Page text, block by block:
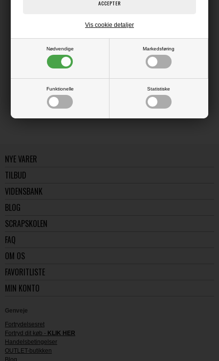
Nødvendige Markedsføring
Funktionelle Statistiske
Vis cookie detaljer
Pakke med superlækker pynt i den sædvanlige lækre stil fra 49 and
LÆS OG BLIV INSPIRERET
Læs flere artikler...
NYE VARER
TILBUD
VIDENSBANK
BLOG
SCRAPSKOLEN
FAQ
OM OS
FAVORITLISTE
MIN KONTO
Genveje
Fortrydelsesret
Fortryd dit køb - KLIK HER
Handelsbetingelser
OUTLET-butikken
Blog